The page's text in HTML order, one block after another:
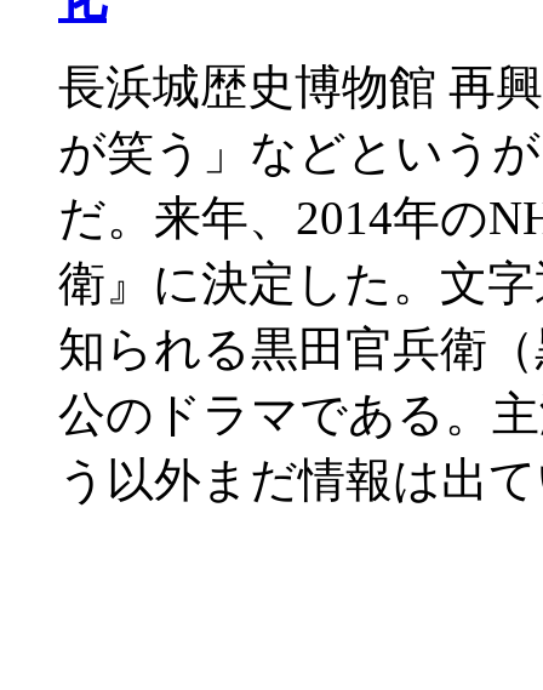
長浜城歴史博物館 再
が笑う」などという
だ。来年、2014年の
衛』に決定した。文
知られる黒田官兵衛
公のドラマである。
う以外まだ情報は